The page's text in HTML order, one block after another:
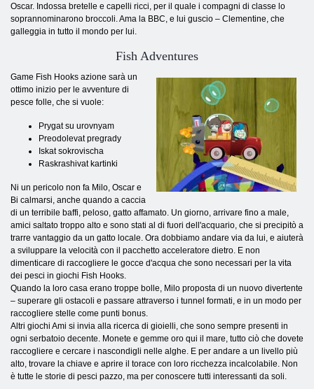
Oscar. Indossa bretelle e capelli ricci, per il quale i compagni di classe lo
soprannominarono broccoli. Ama la BBC, e lui guscio – Clementine, che
galleggia in tutto il mondo per lui.
Fish Adventures
Game Fish Hooks azione sarà un
ottimo inizio per le avventure di
pesce folle, che si vuole:
Prygat su urovnyam
Preodolevat pregrady
Iskat sokrovischa
Raskrashivat kartinki
Ni un pericolo non fa Milo, Oscar e
Bi calmarsi, anche quando a caccia
di un terribile baffi, peloso, gatto affamato. Un giorno, arrivare fino a male,
amici saltato troppo alto e sono stati al di fuori dell'acquario, che si precipitò a
trarre vantaggio da un gatto locale. Ora dobbiamo andare via da lui, e aiuterà
a sviluppare la velocità con il pacchetto acceleratore dietro. E non
dimenticare di raccogliere le gocce d'acqua che sono necessari per la vita
dei pesci in giochi Fish Hooks.
Quando la loro casa erano troppe bolle, Milo proposta di un nuovo divertente
– superare gli ostacoli e passare attraverso i tunnel formati, e in un modo per
raccogliere stelle come punti bonus.
Altri giochi Ami si invia alla ricerca di gioielli, che sono sempre presenti in
ogni serbatoio decente. Monete e gemme oro qui il mare, tutto ciò che dovete
raccogliere e cercare i nascondigli nelle alghe. E per andare a un livello più
alto, trovare la chiave e aprire il torace con loro ricchezza incalcolabile. Non
è tutte le storie di pesci pazzo, ma per conoscere tutti interessanti da soli.